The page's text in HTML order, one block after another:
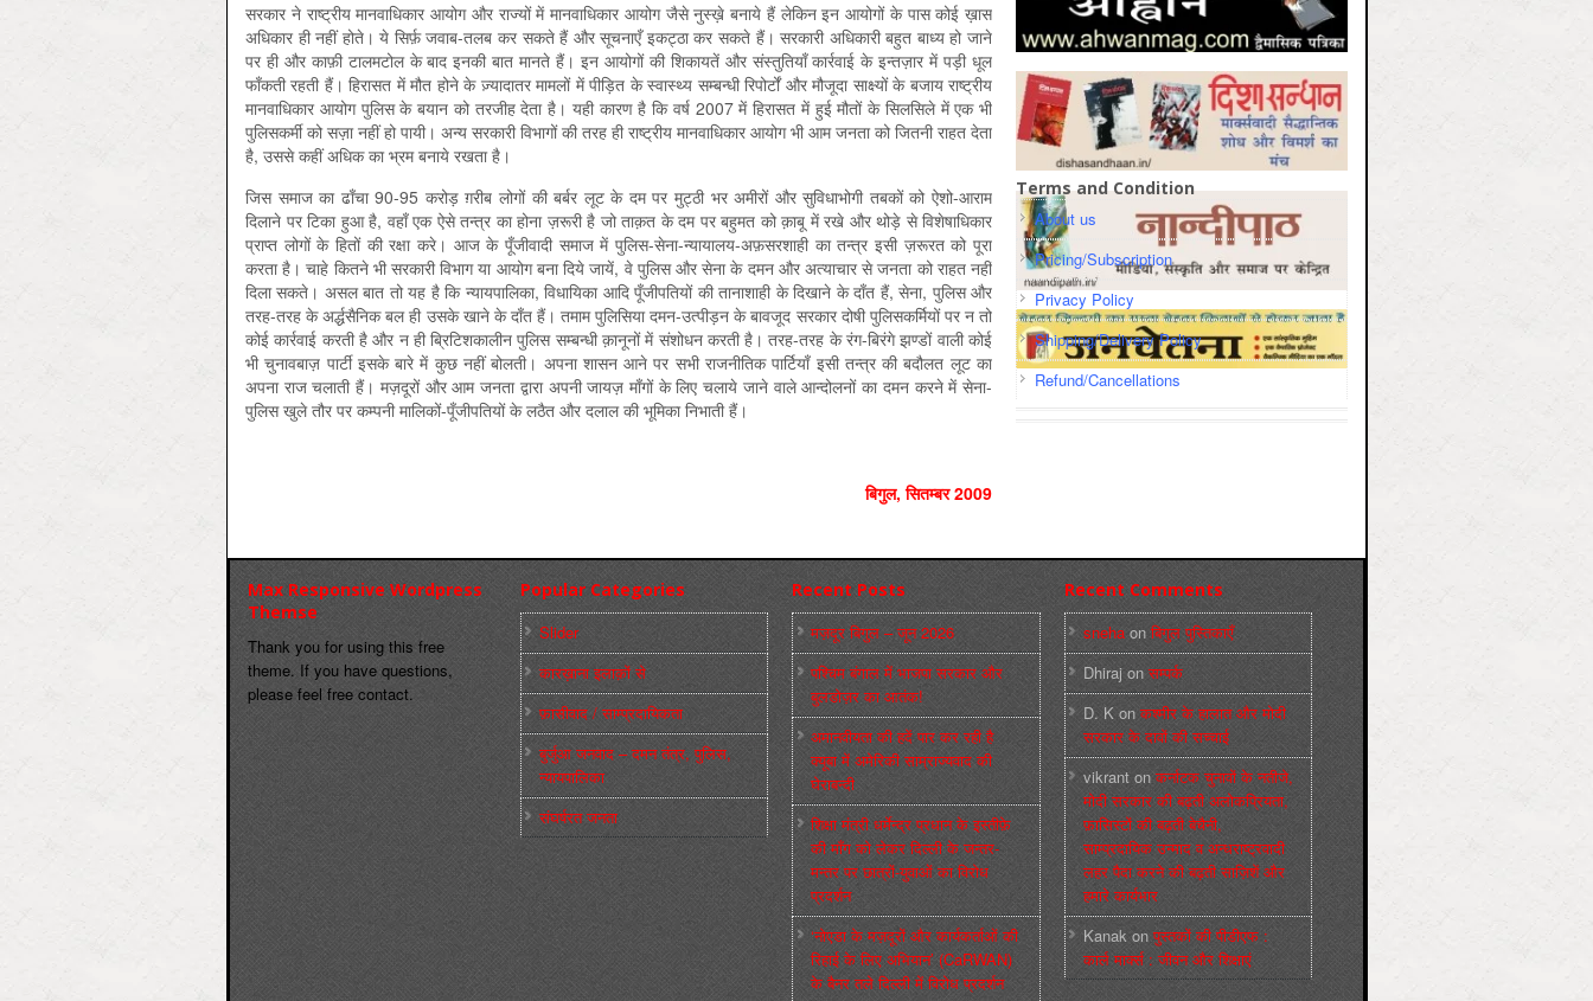
सरकार ने राष्ट्रीय मानवाधिकार आयोग और राज्यों में मानवाधिकार आयोग जैसे नुस्ख़े बनाये हैं लेकिन इन आयोगों के पास कोई ख़ास
अधिकार ही नहीं होते। ये सिर्फ़ जवाब-तलब कर सकते हैं और सूचनाएँ इकट्ठा कर सकते हैं। सरकारी अधिकारी बहुत बाध्य हो जाने
पर ही और काफ़ी टालमटोल के बाद इनकी बात मानते हैं। इन आयोगों की शिकायतें और संस्तुतियाँ कार्रवाई के इन्तज़ार में पड़ी धूल
फाँकती रहती हैं। हिरासत में मौत होने के ज़्यादातर मामलों में पीड़ित के स्वास्थ्य सम्बन्धी रिपोर्टों और मौजूदा साक्ष्यों के बजाय राष्ट्रीय
मानवाधिकार आयोग पुलिस के बयान को तरजीह देता है। यही कारण है कि वर्ष 2007 में हिरासत में हुई मौतों के सिलसिले में एक भी
पुलिसकर्मी को सज़ा नहीं हो पायी। अन्य सरकारी विभागों की तरह ही राष्ट्रीय मानवाधिकार आयोग भी आम जनता को जितनी राहत देता
है, उससे कहीं अधिक का भ्रम बनाये रखता है।
जिस समाज का ढाँचा 90-95 करोड़ ग़रीब लोगों की बर्बर लूट के दम पर मुट्ठी भर अमीरों और सुविधाभोगी तबकों को ऐशो-आराम
दिलाने पर टिका हुआ है, वहाँ एक ऐसे तन्त्र का होना ज़रूरी है जो ताक़त के दम पर बहुमत को क़ाबू में रखे और थोड़े से विशेषाधिकार
प्राप्त लोगों के हितों की रक्षा करे। आज के पूँजीवादी समाज में पुलिस-सेना-न्यायालय-अफ़सरशाही का तन्त्र इसी ज़रूरत को पूरा
करता है। चाहे कितने भी सरकारी विभाग या आयोग बना दिये जायें, वे पुलिस और सेना के दमन और अत्याचार से जनता को राहत नहीं
दिला सकते। असल बात तो यह है कि न्यायपालिका, विधायिका आदि पूँजीपतियों की तानाशाही के दिखाने के दाँत हैं, सेना, पुलिस और
तरह-तरह के अर्द्धसैनिक बल ही उसके खाने के दाँत हैं। तमाम पुलिसिया दमन-उत्पीड़न के बावजूद सरकार दोषी पुलिसकर्मियों पर न तो
कोई कार्रवाई करती है और न ही ब्रिटिशकालीन पुलिस सम्बन्धी क़ानूनों में संशोधन करती है। तरह-तरह के रंग-बिरंगे झण्डों वाली कोई
भी चुनावबाज़ पार्टी इसके बारे में कुछ नहीं बोलती। अपना शासन आने पर सभी राजनीतिक पार्टियाँ इसी तन्त्र की बदौलत लूट का
अपना राज चलाती हैं। मज़दूरों और आम जनता द्वारा अपनी जायज़ माँगों के लिए चलाये जाने वाले आन्दोलनों का दमन करने में सेना-
पुलिस खुले तौर पर कम्पनी मालिकों-पूँजीपतियों के लठैत और दलाल की भूमिका निभाती हैं।
बिगुल, सितम्‍बर 2009
Terms and Condition
About us
Pricing/Subscription
Privacy Policy
Shipping/Delivery Policy
Refund/Cancellations
Max Responsive Wordpress
Themse
Thank you for using this free
theme. If you have questions,
please feel free contact.
Popular Categories
Slider
कारख़ाना इलाक़ों से
फ़ासीवाद / साम्‍प्रदायिकता
बुर्जुआ जनवाद – दमन तंत्र, पुलिस,
न्‍यायपालिका
संघर्षरत जनता
Recent Posts
मज़दूर बिगुल – जून 2026
पश्चिम बंगाल में भाजपा सरकार और
बुलडोज़र का आतंक!
अमानवीयता की हदें पार कर रही है
क्यूबा में अमेरिकी साम्राज्यवाद की
घेराबन्दी
शिक्षा मंत्री धर्मेन्द्र प्रधान के इस्तीफ़े
की माँग को लेकर दिल्ली के जन्तर-
मन्तर पर छात्रों-युवाओं का विरोध
प्रदर्शन
‘नोएडा के मज़दूरों और कार्यकर्ताओं की
रिहाई के लिए अभियान’ (CaRWAN)
के बैनर तले दिल्ली में विरोध प्रदर्शन
Recent Comments
snehaonबिगुल पुस्तिकाएँ
Dhirajon सम्पर्क
D. Konकश्मीर के हालात और मोदी
सरकार के दावों की सच्चाई
vikrantonकर्नाटक चुनावों के नतीजे,
मोदी सरकार की बढ़ती अलोकप्रियता,
फ़ासिस्टों की बढ़ती बेचैनी,
साम्प्रदायिक उन्माद व अन्धराष्ट्रवादी
लहर पैदा करने की बढ़ती साज़िशें और
हमारे कार्यभार
Kanakonपुस्‍तकों की पीडीएफ :
कार्ल मार्क्‍स : जीवन और शिक्षाएं